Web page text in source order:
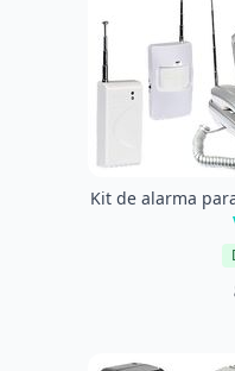
Kit de alarma